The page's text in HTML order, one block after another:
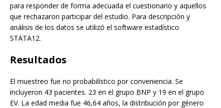
para responder de forma adecuada el cuestionario y aquellos
que rechazaron participar del estudio. Para descripción y
análisis de los datos se utilizó el software estadístico
STATA12.
Resultados
El muestreo fue no probabilístico por conveniencia. Se
incluyeron 43 pacientes. 23 en el grupo BNP y 19 en el grupo
EV. La edad media fue 46,64 años, la distribución por género